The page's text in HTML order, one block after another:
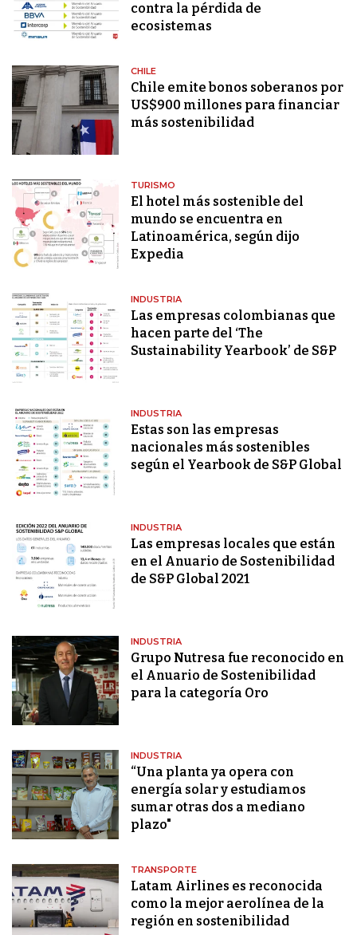
contra la pérdida de
ecosistemas
CHILE
Chile emite bonos soberanos por
US$900 millones para financiar
más sostenibilidad
TURISMO
El hotel más sostenible del
mundo se encuentra en
Latinoamérica, según dijo
Expedia
INDUSTRIA
Las empresas colombianas que
hacen parte del ‘The
Sustainability Yearbook’ de S&P
INDUSTRIA
Estas son las empresas
nacionales más sostenibles
según el Yearbook de S&P Global
INDUSTRIA
Las empresas locales que están
en el Anuario de Sostenibilidad
de S&P Global 2021
INDUSTRIA
Grupo Nutresa fue reconocido en
el Anuario de Sostenibilidad
para la categoría Oro
INDUSTRIA
“Una planta ya opera con
energía solar y estudiamos
sumar otras dos a mediano
plazo"
TRANSPORTE
Latam Airlines es reconocida
como la mejor aerolínea de la
región en sostenibilidad